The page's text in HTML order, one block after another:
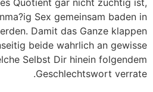
Quotient gar nicht zuchtig ist,
Sex gemeinsam baden in
Damit das Ganze klappen
beide wahrlich an gewisse
Selbst Dir hinein folgendem
Geschlechtswort verrate.